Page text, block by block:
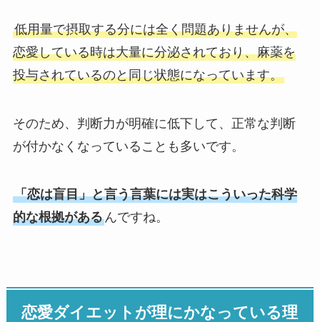
低用量で摂取する分には全く問題ありませんが、
恋愛している時は大量に分泌されており、麻薬を
投与されているのと同じ状態になっています。
そのため、判断力が明確に低下して、正常な判断
が付かなくなっていることも多いです。
「恋は盲目」と言う言葉には実はこういった科学
的な根拠があるんですね。
恋愛ダイエットが理にかなっている理